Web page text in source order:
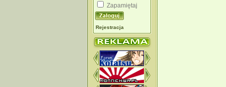
Zapamiętaj
Rejestracja